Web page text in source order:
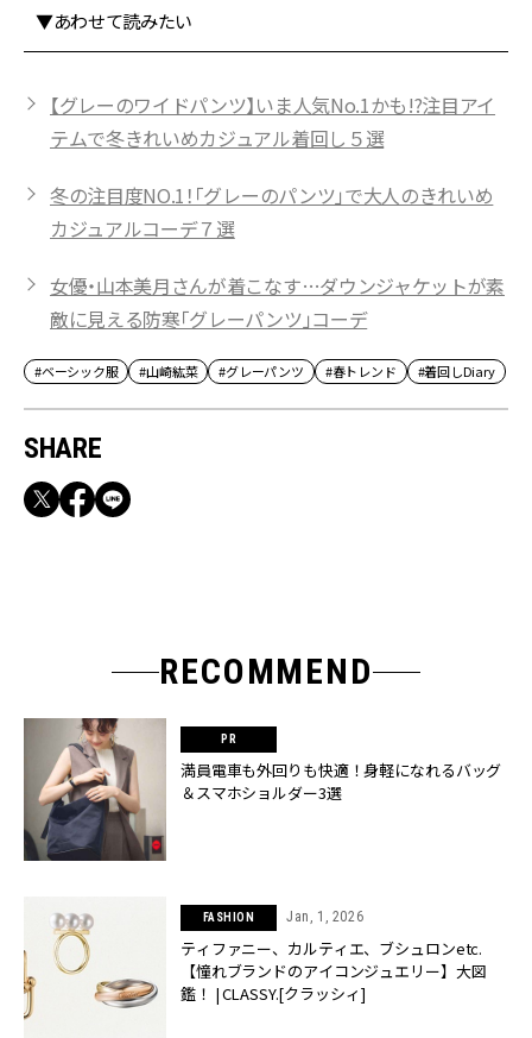
▼あわせて読みたい
【グレーのワイドパンツ】いま人気No.1かも!?注目アイ
テムで冬きれいめカジュアル着回し５選
冬の注目度NO.1！「グレーのパンツ」で大人のきれいめ
カジュアルコーデ７選
女優・山本美月さんが着こなす…ダウンジャケットが素
敵に見える防寒「グレーパンツ」コーデ
#ベーシック服 #山崎紘菜 #グレーパンツ #春トレンド #着回しDiary
SHARE
RECOMMEND
満員電車も外回りも快適！身軽になれるバッグ
＆スマホショルダー3選
FASHION Jan, 1, 2026
ティファニー、カルティエ、ブシュロンetc.
【憧れブランドのアイコンジュエリー】大図
鑑！ | CLASSY.[クラッシィ]